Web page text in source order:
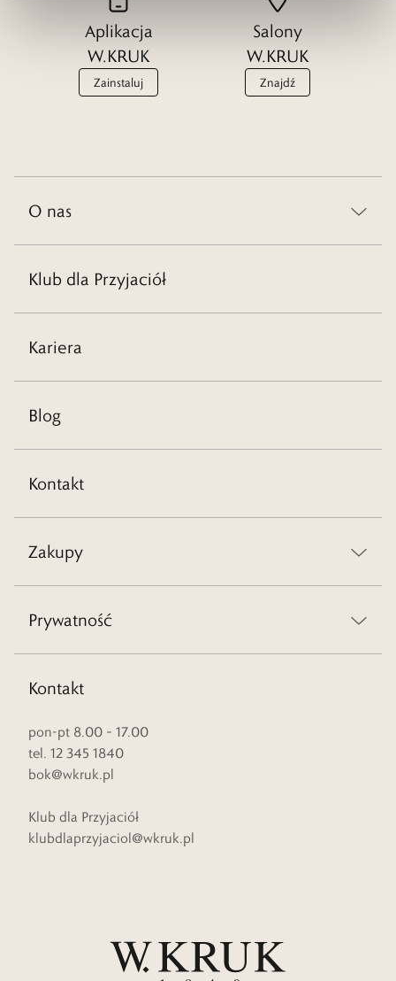
Aplikacja
W.KRUK
Zainstaluj
Salony
W.KRUK
Znajdź
O nas
Klub dla Przyjaciół
Kariera
Blog
Kontakt
Zakupy
Prywatność
Kontakt
pon-pt 8.00 – 17.00
tel. 12 345 1840
bok@wkruk.pl
Klub dla Przyjaciół
klubdlaprzyjaciol@wkruk.pl